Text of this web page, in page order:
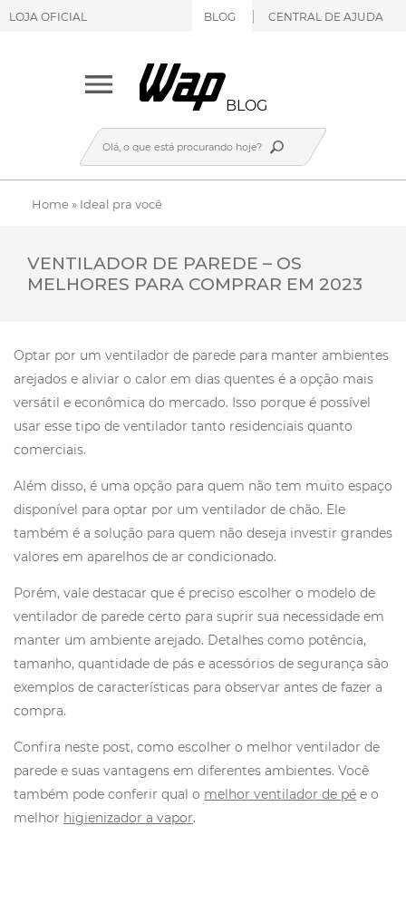
LOJA OFICIAL BLOG CENTRAL DE AJUDA
BLOG
Home» Ideal pra você
VENTILADOR DE PAREDE – OS
MELHORES PARA COMPRAR EM 2023
Optar por um ventilador de parede para manter ambientes
arejados e aliviar o calor em dias quentes é a opção mais
versátil e econômica do mercado. Isso porque é possível
usar esse tipo de ventilador tanto residenciais quanto
comerciais.
Além disso, é uma opção para quem não tem muito espaço
disponível para optar por um ventilador de chão. Ele
também é a solução para quem não deseja investir grandes
valores em aparelhos de ar condicionado.
Porém, vale destacar que é preciso escolher o modelo de
ventilador de parede certo para suprir sua necessidade em
manter um ambiente arejado. Detalhes como potência,
tamanho, quantidade de pás e acessórios de segurança são
exemplos de características para observar antes de fazer a
compra.
Confira neste post, como escolher o melhor ventilador de
parede e suas vantagens em diferentes ambientes. Você
também pode conferir qual o melhor ventilador de pé e o
melhor higienizador a vapor.